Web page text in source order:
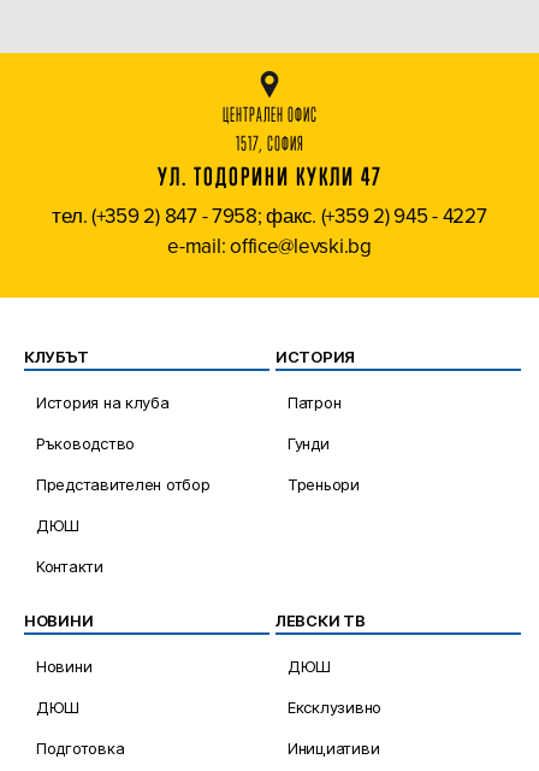
ЦЕНТРАЛЕН ОФИС
1517, СОФИЯ
УЛ. ТОДОРИНИ КУКЛИ 47
тел. (+359 2) 847 - 7958; факс. (+359 2) 945 - 4227
e-mail: office@levski.bg
КЛУБЪТ
История на клуба
Ръководство
Представителен отбор
ДЮШ
Контакти
ИСТОРИЯ
Патрон
Гунди
Треньори
НОВИНИ
Новини
ДЮШ
Подготовка
ЛЕВСКИ ТВ
ДЮШ
Ексклузивно
Инициативи